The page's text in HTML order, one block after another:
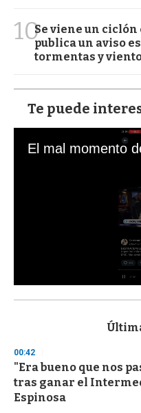
10Se viene un
publica un aviso
tormentas y
Te puede
s
d
s
o
f
3
00:42
"Era bueno que nos
tras ganar el
Espinosa